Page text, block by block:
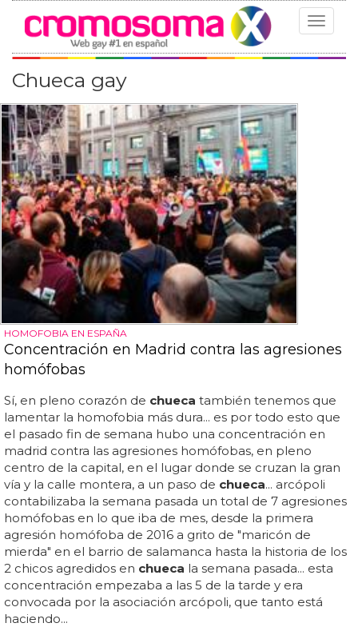
Toggle
Chueca gay
HOMOFOBIA EN ESPAÑA
Concentración en Madrid contra las agresiones
homófobas
Sí, en pleno corazón de chueca también tenemos que
lamentar la homofobia más dura... es por todo esto que
el pasado fin de semana hubo una concentración en
madrid contra las agresiones homófobas, en pleno
centro de la capital, en el lugar donde se cruzan la gran
vía y la calle montera, a un paso de chueca... arcópoli
contabilizaba la semana pasada un total de 7 agresiones
homófobas en lo que iba de mes, desde la primera
agresión homófoba de 2016 a grito de "maricón de
mierda" en el barrio de salamanca hasta la historia de los
2 chicos agredidos en chueca la semana pasada... esta
concentración empezaba a las 5 de la tarde y era
convocada por la asociación arcópoli, que tanto está
haciendo...